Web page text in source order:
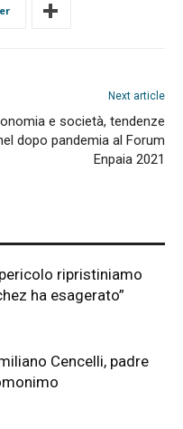
Next article
e società, tendenze
dopo pandemia al Forum
Enpaia 2021
ripristiniamo
ha esagerato”
Cencelli, padre